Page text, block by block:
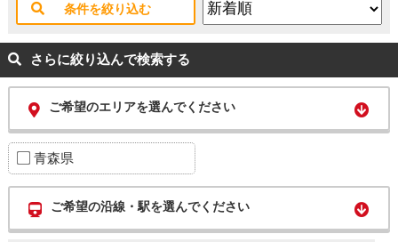
条件を絞り込む
さらに絞り込んで検索する
ご希望のエリアを選んでください
青森県
ご希望の沿線・駅を選んでください